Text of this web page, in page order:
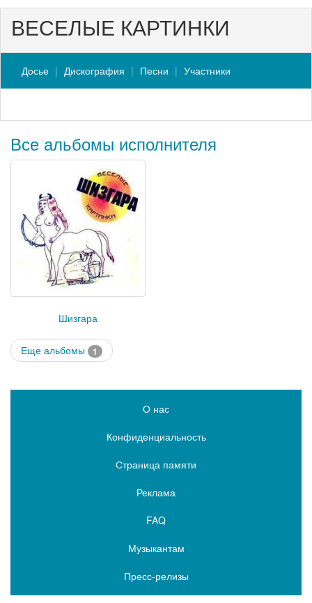
ВЕСЕЛЫЕ КАРТИНКИ
Досье Дискография Песни Участники
Все альбомы исполнителя
Шизгара
Еще альбомы 1
О нас
Конфиденциальность
Страница памяти
Реклама
FAQ
Музыкантам
Пресс-релизы